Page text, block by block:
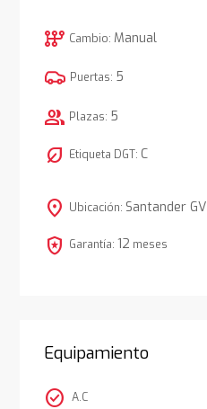
auto_transmission Cambio: Manual
Puertas: 5
group Plazas: 5
nest_eco_leaf Etiqueta DGT: C
location_on Ubicación: Santander GV
local_police Garantía: 12 meses
Equipamiento
check_circle A.C